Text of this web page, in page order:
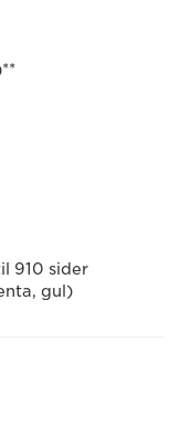
910 sider
gul)